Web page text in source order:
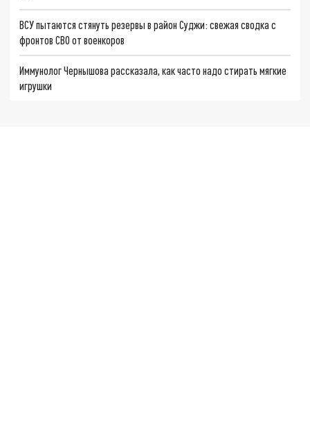
ВСУ пытаются стянуть резервы в район Суджи: свежая сводка с
фронтов СВО от военкоров
Иммунолог Чернышова рассказала, как часто надо стирать мягкие
игрушки